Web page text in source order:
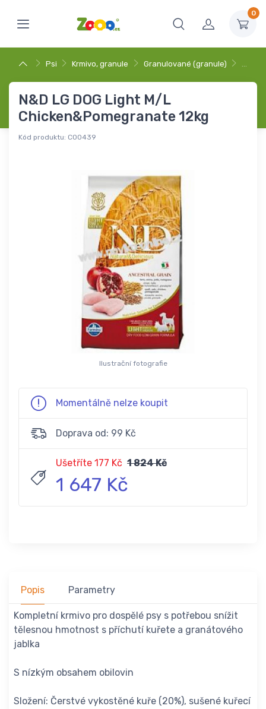
0
Psi Krmivo, granule Granulované (granule) …
N&D LG DOG Light M/L
Chicken&Pomegranate 12kg
Kód produktu: C00439
Ilustrační fotografie
Momentálně nelze koupit
Doprava od: 99 Kč
Ušetříte 177 Kč 1 824 Kč
1 647 Kč
Popis Parametry
Kompletní krmivo pro dospělé psy s potřebou snížit
tělesnou hmotnost s příchutí kuřete a granátového
jablka
S nízkým obsahem obilovin
Složení: Čerstvé vykostěné kuře (20%), sušené kuřecí